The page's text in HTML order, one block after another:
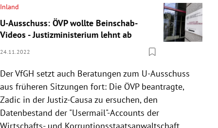
Inland
U-Ausschuss: ÖVP wollte Beinschab-
Videos - Justizministerium lehnt ab
24.11.2022
Der VfGH setzt auch Beratungen zum U-Ausschuss
aus früheren Sitzungen fort: Die ÖVP beantragte,
Zadic in der Justiz-Causa zu ersuchen, den
Datenbestand der "Usermail"-Accounts der